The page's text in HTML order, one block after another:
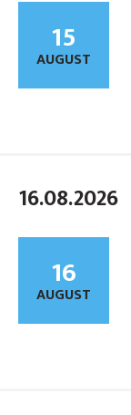
15
AUGUST
16.08.2026
16
AUGUST